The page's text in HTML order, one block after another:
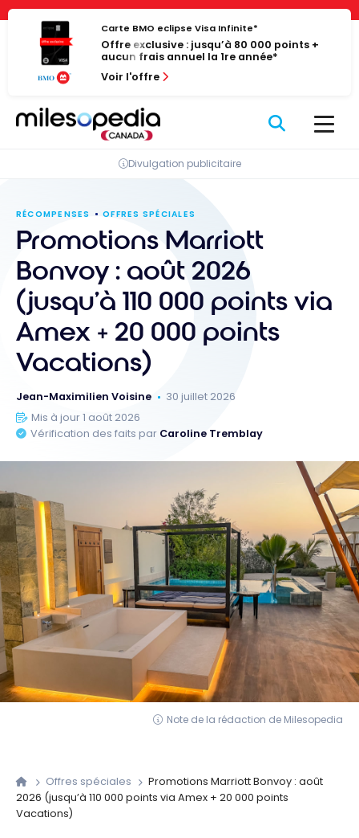
Panneau de gestion des cookies
Passer
contenu
Carte BMO eclipse Visa Infinite*
Offre exclusive : jusqu’à 80 000 points +
aucun frais annuel la 1re année*
Voir l'offre
Divulgation publicitaire
RÉCOMPENSES OFFRES SPÉCIALES
Promotions Marriott
Bonvoy : août 2026
(jusqu’à 110 000 points via
Amex + 20 000 points
Vacations)
Jean-Maximilien Voisine
30 juillet 2026
Mis à jour 1 août 2026
Vérification des faits par Caroline Tremblay
Note de la rédaction de Milesopedia
Offres spéciales
Promotions Marriott Bonvoy : août
2026 (jusqu’à 110 000 points via Amex + 20 000 points
Vacations)